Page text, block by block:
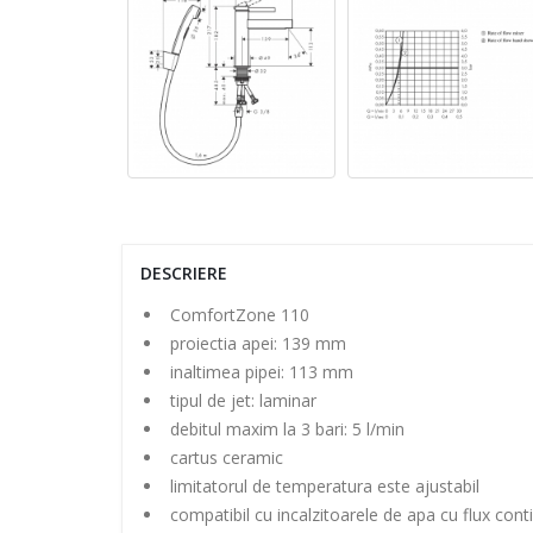
DESCRIERE
ComfortZone 110
proiectia apei: 139 mm
inaltimea pipei: 113 mm
tipul de jet: laminar
debitul maxim la 3 bari: 5 l/min
cartus ceramic
limitatorul de temperatura este ajustabil
compatibil cu incalzitoarele de apa cu flux